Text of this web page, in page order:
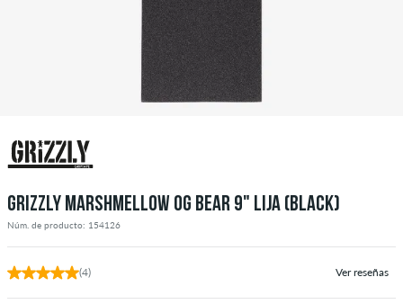
GRIZZLY MARSHMELLOW OG BEAR 9" LIJA (BLACK)
Núm. de producto: 154126
(4) Ver reseñas